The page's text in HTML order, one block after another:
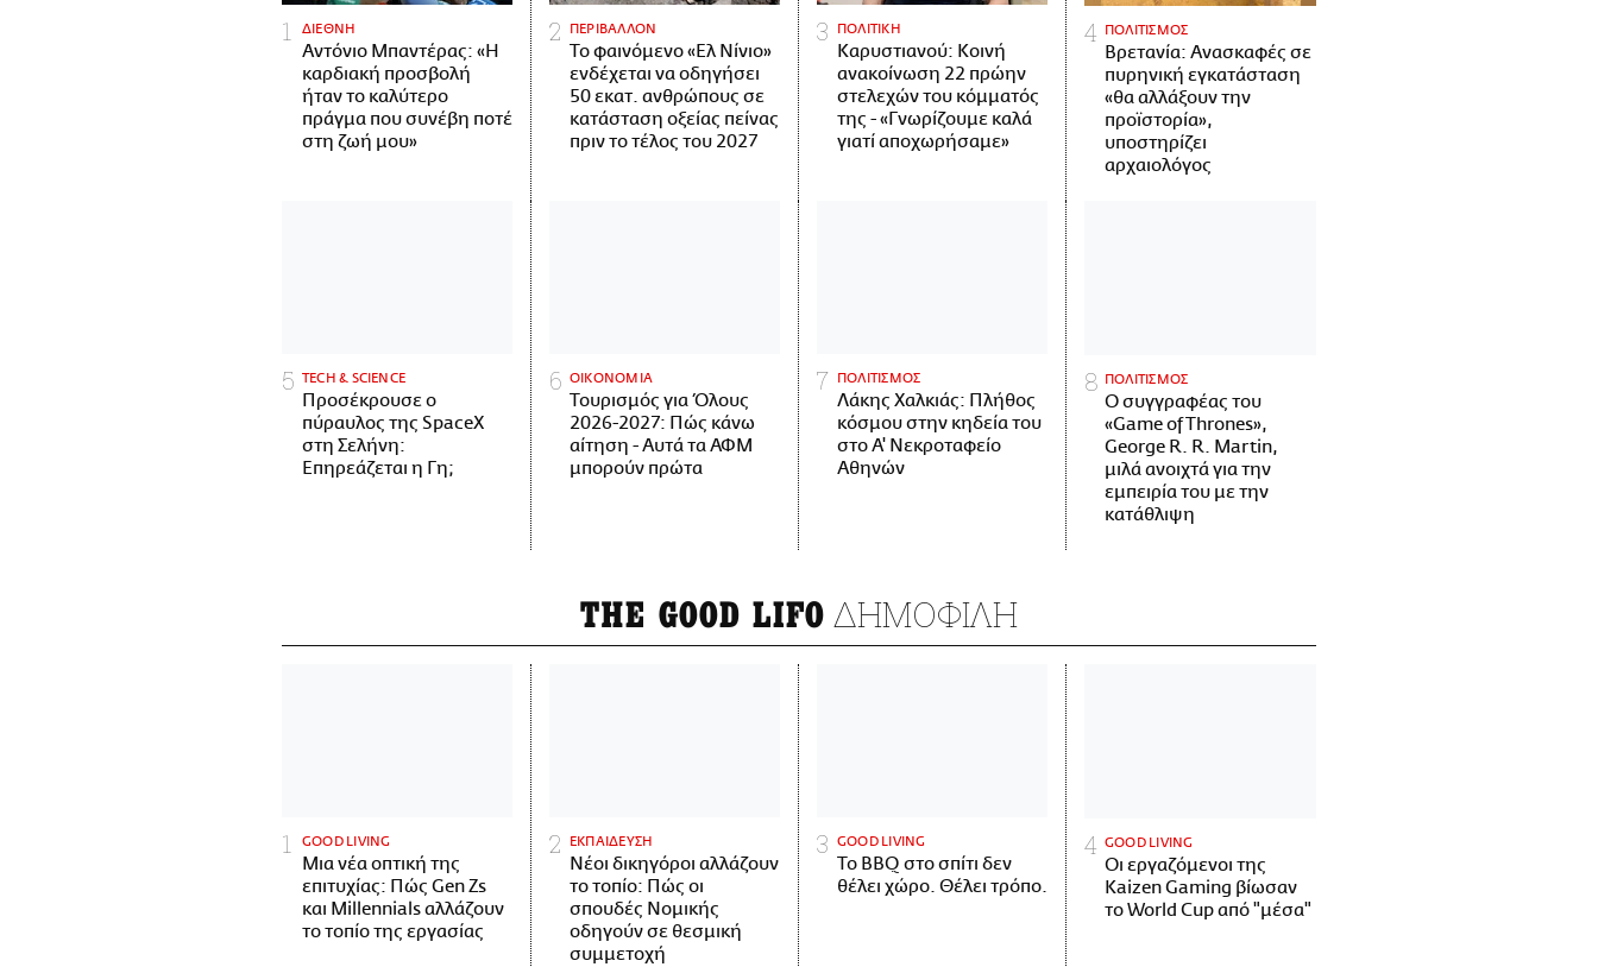
ΔΙΕΘΝΗ
Αντόνιο Μπαντέρας: «Η
καρδιακή προσβολή
ήταν το καλύτερο
πράγμα που συνέβη ποτέ
στη ζωή μου»
ΠΕΡΙΒΑΛΛΟΝ
Το φαινόμενο «Ελ Νίνιο»
ενδέχεται να οδηγήσει
50 εκατ. ανθρώπους σε
κατάσταση οξείας πείνας
πριν το τέλος του 2027
ΠΟΛΙΤΙΚΗ
Καρυστιανού: Κοινή
ανακοίνωση 22 πρώην
στελεχών του κόμματός
της - «Γνωρίζουμε καλά
γιατί αποχωρήσαμε»
ΠΟΛΙΤΙΣΜΟΣ
Βρετανία: Ανασκαφές σε
πυρηνική εγκατάσταση
«θα αλλάξουν την
προϊστορία»,
υποστηρίζει
αρχαιολόγος
ΤECH & SCIENCE
Προσέκρουσε ο
πύραυλος της SpaceX
στη Σελήνη:
Επηρεάζεται η Γη;
ΟΙΚΟΝΟΜΙΑ
Τουρισμός για Όλους
2026-2027: Πώς κάνω
αίτηση - Αυτά τα ΑΦΜ
μπορούν πρώτα
ΠΟΛΙΤΙΣΜΟΣ
Λάκης Χαλκιάς: Πλήθος
κόσμου στην κηδεία του
στο Α' Νεκροταφείο
Αθηνών
ΠΟΛΙΤΙΣΜΟΣ
Ο συγγραφέας του
«Game of Thrones»,
George R. R. Martin,
μιλά ανοιχτά για την
εμπειρία του με την
κατάθλιψη
THE GOOD LIFO ΔΗΜΟΦΙΛΗ
GOOD LIVING
Μια νέα οπτική της
επιτυχίας: Πώς Gen Zs
και Millennials αλλάζουν
το τοπίο της εργασίας
ΕΚΠΑΙΔΕΥΣΗ
Νέοι δικηγόροι αλλάζουν
το τοπίο: Πώς οι
σπουδές Νομικής
οδηγούν σε θεσμική
συμμετοχή
GOOD LIVING
Το BBQ στο σπίτι δεν
θέλει χώρο. Θέλει τρόπο.
GOOD LIVING
Οι εργαζόμενοι της
Kaizen Gaming βίωσαν
το World Cup από "μέσα"